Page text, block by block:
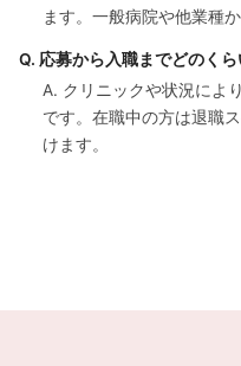
ます。一般病院や他業種
Q. 応募から入職までどのく
A. クリニックや状況によ
です。在職中の方は退職
けます。